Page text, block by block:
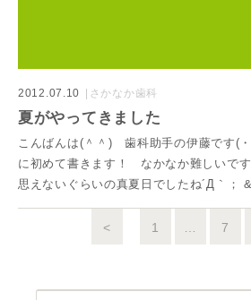
2012.07.10 さかなか歯科
夏がやってきました
こんばんは(＾＾) 歯科助手の伊藤です(
に初めて書きます！ なかなか難しい
思えないぐらいの真夏日でしたね´Д｀；
< 1 7